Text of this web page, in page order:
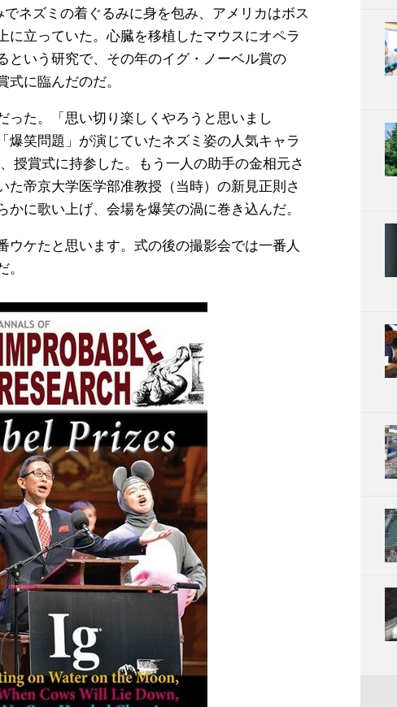
ネズミの着ぐるみに身を包み、アメリカはボス
に立っていた。心臓を移植したマウスにオペラ
という研究で、その年のイグ・ノーベル賞の
に臨んだのだ。
た。「思い切り楽しくやろうと思いまし
笑問題」が演じていたネズミ姿の人気キャラ
授賞式に持参した。もう一人の助手の金相元さ
た帝京大学医学部准教授（当時）の新見正則さ
に歌い上げ、会場を爆笑の渦に巻き込んだ。
ウケたと思います。式の後の撮影会では一番人